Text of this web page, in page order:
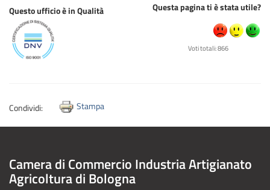
Questa pagina ti è stata utile?
Voti totali: 866
Questo ufficio è in Qualità
Condividi: Stampa
Camera di Commercio Industria Artigianato
Agricoltura di Bologna